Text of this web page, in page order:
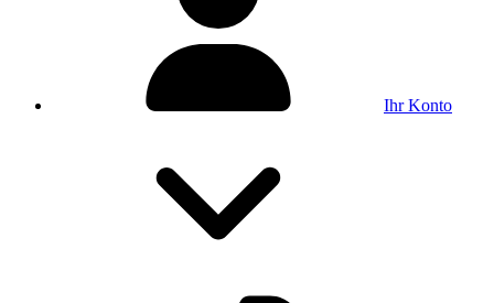
Ihr Konto